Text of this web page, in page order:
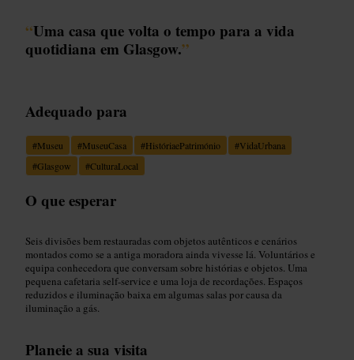
“Uma casa que volta o tempo para a vida
quotidiana em Glasgow.”
Adequado para
#Museu #MuseuCasa #HistóriaePatrimónio #VidaUrbana
#Glasgow #CulturaLocal
O que esperar
Seis divisões bem restauradas com objetos autênticos e cenários
montados como se a antiga moradora ainda vivesse lá. Voluntários e
equipa conhecedora que conversam sobre histórias e objetos. Uma
pequena cafetaria self-service e uma loja de recordações. Espaços
reduzidos e iluminação baixa em algumas salas por causa da
iluminação a gás.
Planeie a sua visita